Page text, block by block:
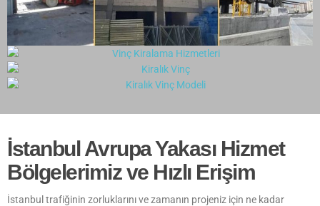
İstanbul Avrupa Yakası Hizmet
Bölgelerimiz ve Hızlı Erişim
İstanbul trafiğinin zorluklarını ve zamanın projeniz için ne kadar